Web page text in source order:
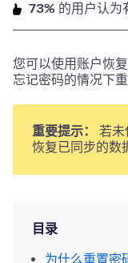
73% 的用户认为
您可以使用账户恢
忘记密码的情况下
重要提示：
若未
恢复已同步的数
目录
为什么重置密